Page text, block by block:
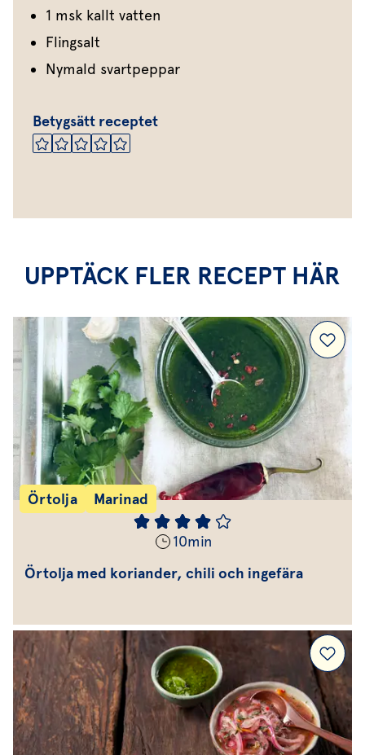
1 msk kallt vatten
Flingsalt
Nymald svartpeppar
Betygsätt receptet
UPPTÄCK FLER RECEPT HÄR
Örtolja Marinad
10min
Örtolja med koriander, chili och ingefära